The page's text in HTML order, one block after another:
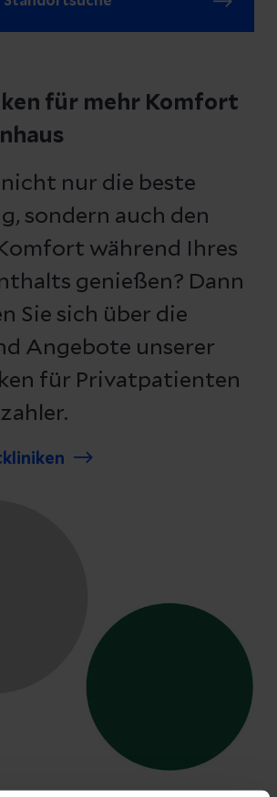
für mehr Komfort
nur die beste
sondern auch den
während Ihres
genießen? Dann
Sie sich über die
Angebote unserer
für Privatpatienten